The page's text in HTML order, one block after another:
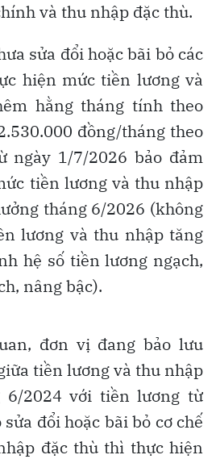
và thu nhập đặc thù.
sửa đổi hoặc bãi bỏ các
hiện mức tiền lương và
hằng tháng tính theo
đồng/tháng theo
ngày 1/7/2026 bảo đảm
tiền lương và thu nhập
tháng 6/2026 (không
lương và thu nhập tăng
hệ số tiền lương ngạch,
nâng bậc).
đơn vị đang bảo lưu
tiền lương và thu nhập
6/2024 với tiền lương từ
đổi hoặc bãi bỏ cơ chế
đặc thù thì thực hiện